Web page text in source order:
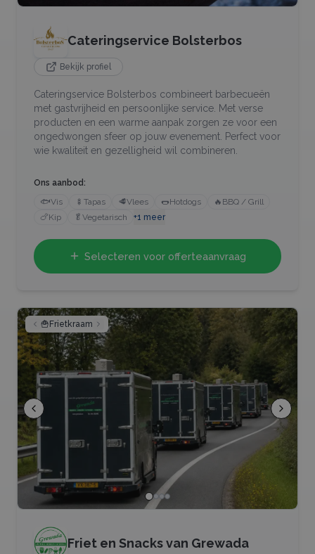
Cateringservice Bolsterbos
Bekijk profiel
Cateringservice Bolsterbos combineert barbecueën
met gastvrijheid en persoonlijke service. Met verse
producten en een warme aanpak zorgen ze voor een
ongedwongen sfeer op jouw evenement. Perfect voor
wie kwaliteit en gezelligheid wil combineren.
Ons aanbod:
🐟Vis 🍢 Tapas 🥩Vlees 🌭Hotdogs 🔥 BBQ / Grill
🍗Kip 🥬 Vegetarisch +1 meer
Selecteren voor offerteaanvraag
🍟Frietkraam
Friet en Snacks van Grewada